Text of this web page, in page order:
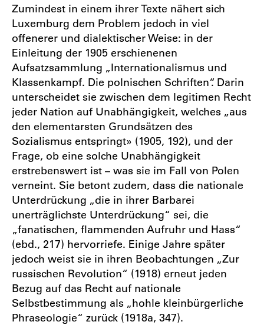
Zumindest in einem ihrer Texte nähert sich
Luxemburg dem Problem jedoch in viel
offenerer und dialektischer Weise: in der
Einleitung der 1905 erschienenen
Aufsatzsammlung „Internationalismus und
Klassenkampf. Die polnischen Schriften“. Darin
unterscheidet sie zwischen dem legitimen Recht
jeder Nation auf Unabhängigkeit, welches „aus
den elementarsten Grundsätzen des
Sozialismus entspringt» (1905, 192), und der
Frage, ob eine solche Unabhängigkeit
erstrebenswert ist – was sie im Fall von Polen
verneint. Sie betont zudem, dass die nationale
Unterdrückung „die in ihrer Barbarei
unerträglichste Unterdrückung“ sei, die
„fanatischen, flammenden Aufruhr und Hass“
(ebd., 217) hervorriefe. Einige Jahre später
jedoch weist sie in ihren Beobachtungen „Zur
russischen Revolution“ (1918) erneut jeden
Bezug auf das Recht auf nationale
Selbstbestimmung als „hohle kleinbürgerliche
Phraseologie“ zurück (1918a, 347).